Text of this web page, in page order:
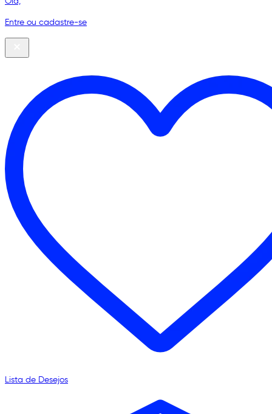
Entre ou cadastre-se
Lista de Desejos